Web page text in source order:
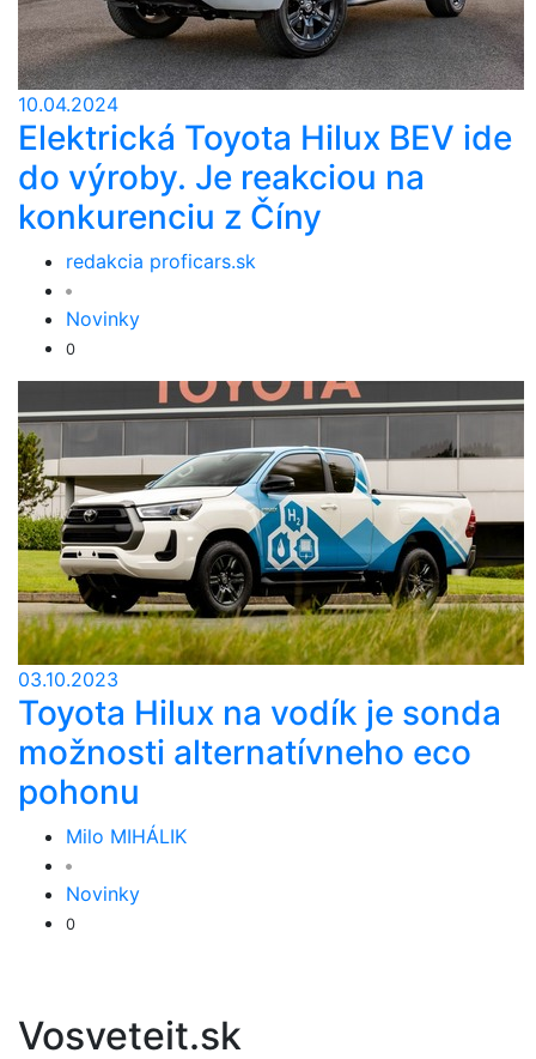
10.04.2024
Elektrická Toyota Hilux BEV ide
do výroby. Je reakciou na
konkurenciu z Číny
redakcia proficars.sk
Novinky
0
03.10.2023
Toyota Hilux na vodík je sonda
možnosti alternatívneho eco
pohonu
Milo MIHÁLIK
Novinky
0
Vosveteit.sk